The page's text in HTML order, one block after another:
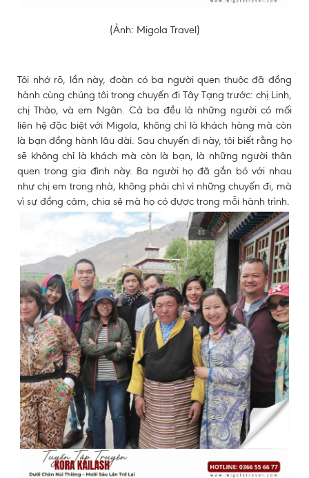
(Ảnh: Migola Travel)
Tôi nhớ rõ, lần này, đoàn có ba người quen thuộc đã đồng
hành cùng chúng tôi trong chuyến đi Tây Tạng trước: chị Linh,
chị Thảo, và em Ngân. Cả ba đều là những người có mối
liên hệ đặc biệt với Migola, không chỉ là khách hàng mà còn
là bạn đồng hành lâu dài. Sau chuyến đi này, tôi biết rằng họ
sẽ không chỉ là khách mà còn là bạn, là những người thân
quen trong gia đình này. Ba người họ đã gắn bó với nhau
như chị em trong nhà, không phải chỉ vì những chuyến đi, mà
vì sự đồng cảm, chia sẻ mà họ có được trong mỗi hành trình.